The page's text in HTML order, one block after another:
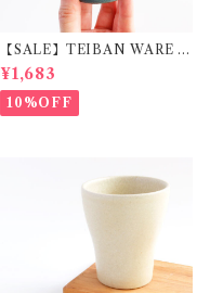
【SALE】TEIBAN WARE フ
リーカップM 淡青緑 陶器 明
山窯
¥1,683
10%OFF